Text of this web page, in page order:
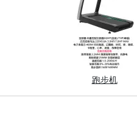
跑步机